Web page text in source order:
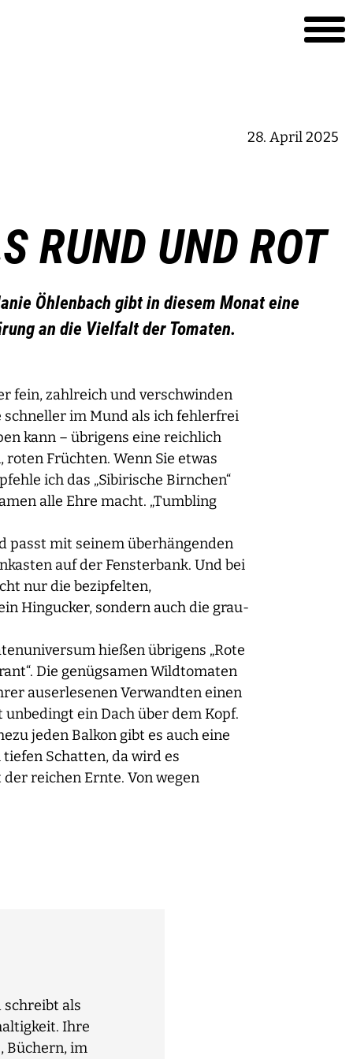
28. April 2025
RUND UND ROT
Öhlenbach gibt in diesem Monat eine
an die Vielfalt der Tomaten.
fein, zahlreich und verschwinden
schneller im Mund als ich fehlerfrei
kann – übrigens eine reichlich
Früchten. Wenn Sie etwas
ich das „Sibirische Birnchen“
alle Ehre macht. „Tumbling
passt mit seinem überhängenden
auf der Fensterbank. Und bei
nur die bezipfelten,
Hingucker, sondern auch die grau-
hießen übrigens „Rote
Die genügsamen Wildtomaten
auserlesenen Verwandten einen
ein Dach über dem Kopf.
jeden Balkon gibt es auch eine
Schatten, da wird es
reichen Ernte. Von wegen
schreibt als
Ihre
Büchern, im